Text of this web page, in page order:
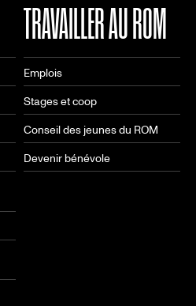
TRAVAILLER AU ROM
Emplois
Stages et coop
Conseil des jeunes du ROM
Devenir bénévole